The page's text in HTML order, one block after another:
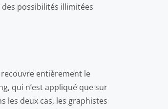
possibilités illimitées
entièrement le
qui n’est appliqué que sur
les deux cas, les graphistes